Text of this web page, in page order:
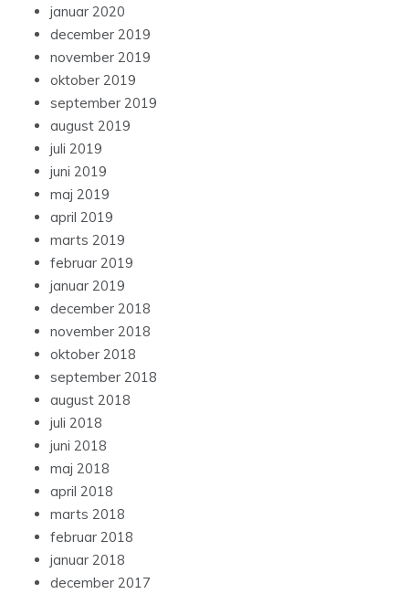
januar 2020
december 2019
november 2019
oktober 2019
september 2019
august 2019
juli 2019
juni 2019
maj 2019
april 2019
marts 2019
februar 2019
januar 2019
december 2018
november 2018
oktober 2018
september 2018
august 2018
juli 2018
juni 2018
maj 2018
april 2018
marts 2018
februar 2018
januar 2018
december 2017